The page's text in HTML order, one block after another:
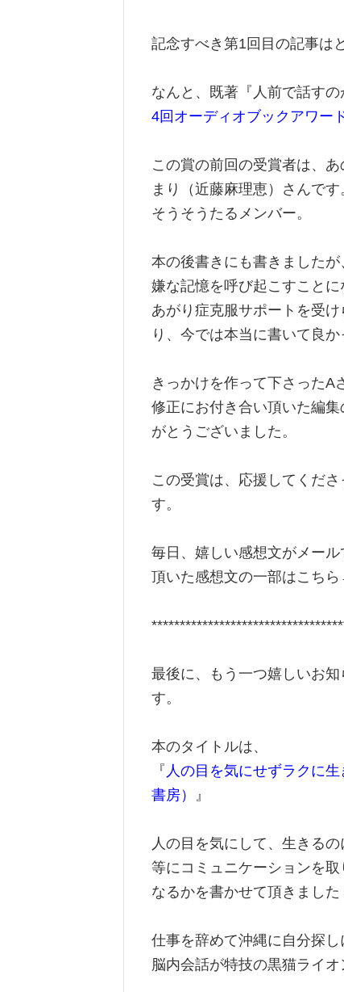
記念すべき第1回目の記事は
なんと、既著『人前で話す
4回オーディオブックアワー
この賞の前回の受賞者は、
まり（近藤麻理恵）さんで
そうそうたるメンバー。
本の後書きにも書きました
嫌な記憶を呼び起こすこと
あがり症克服サポートを受
り、今では本当に書いて良
きっかけを作って下さったA
修正にお付き合い頂いた編
がとうございました。
この受賞は、応援してくだ
す。
毎日、嬉しい感想文がメール
頂いた感想文の一部はこち
最後に、もう一つ嬉しいお
す。
本のタイトルは、
『 人の目を気にせずラクに
書房）
』
人の目を気にして、生きる
等にコミュニケーションを
なるかを書かせて頂きました
仕事を辞めて沖縄に自分探
脳内会話が特技の黒猫ライオ